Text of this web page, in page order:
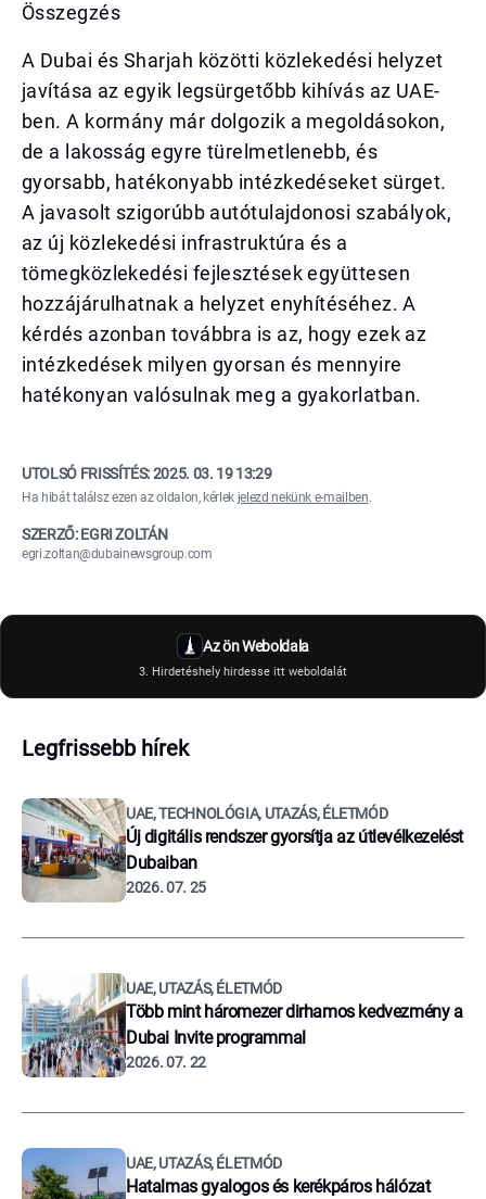
Összegzés
A Dubai és Sharjah közötti közlekedési helyzet
javítása az egyik legsürgetőbb kihívás az UAE-
ben. A kormány már dolgozik a megoldásokon,
de a lakosság egyre türelmetlenebb, és
gyorsabb, hatékonyabb intézkedéseket sürget.
A javasolt szigorúbb autótulajdonosi szabályok,
az új közlekedési infrastruktúra és a
tömegközlekedési fejlesztések együttesen
hozzájárulhatnak a helyzet enyhítéséhez. A
kérdés azonban továbbra is az, hogy ezek az
intézkedések milyen gyorsan és mennyire
hatékonyan valósulnak meg a gyakorlatban.
UTOLSÓ FRISSÍTÉS:2025. 03. 19 13:29
Ha hibát találsz ezen az oldalon, kérlek jelezd nekünk e-mailben.
SZERZŐ: EGRI ZOLTÁN
egri.zoltan@dubainewsgroup.com
Az ön Weboldala
3. Hirdetéshely hirdesse itt weboldalát
Legfrissebb hírek
UAE, TECHNOLÓGIA, UTAZÁS, ÉLETMÓD
Új digitális rendszer gyorsítja az útlevélkezelést
Dubaiban
2026. 07. 25
UAE, UTAZÁS, ÉLETMÓD
Több mint háromezer dirhamos kedvezmény a
Dubai Invite programmal
2026. 07. 22
UAE, UTAZÁS, ÉLETMÓD
Hatalmas gyalogos és kerékpáros hálózat